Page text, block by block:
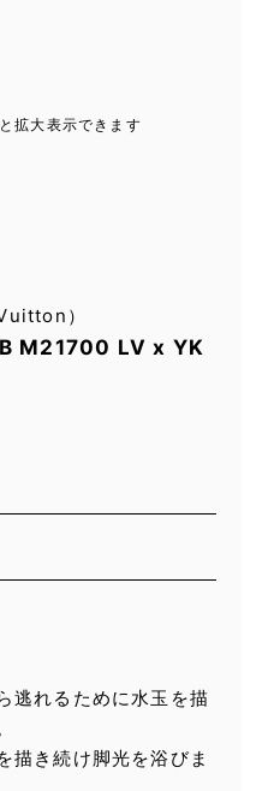
拡大表示できます
）
M21700 LV x YK
逃れるために水玉を描
描き続け脚光を浴びま